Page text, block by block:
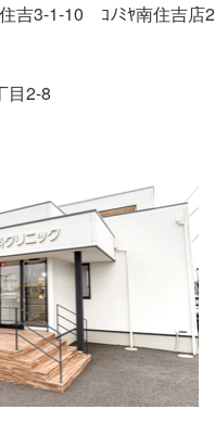
吉3-1-10 ｺﾉﾐﾔ南住吉店
目2-8